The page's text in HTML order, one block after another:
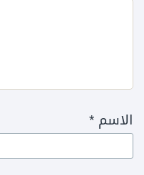
الاسم*